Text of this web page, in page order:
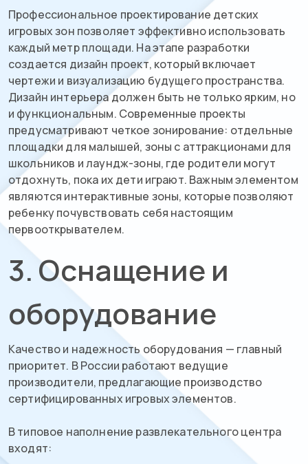
Профессиональное проектирование детских
игровых зон позволяет эффективно использовать
каждый метр площади. На этапе разработки
создается дизайн проект, который включает
чертежи и визуализацию будущего пространства.
Дизайн интерьера должен быть не только ярким, но
и функциональным. Современные проекты
предусматривают четкое зонирование: отдельные
площадки для малышей, зоны с аттракционами для
школьников и лаундж-зоны, где родители могут
отдохнуть, пока их дети играют. Важным элементом
являются интерактивные зоны, которые позволяют
ребенку почувствовать себя настоящим
первооткрывателем.
3. Оснащение и
оборудование
Качество и надежность оборудования — главный
приоритет. В России работают ведущие
производители, предлагающие производство
сертифицированных игровых элементов.
В типовое наполнение развлекательного центра
входят: